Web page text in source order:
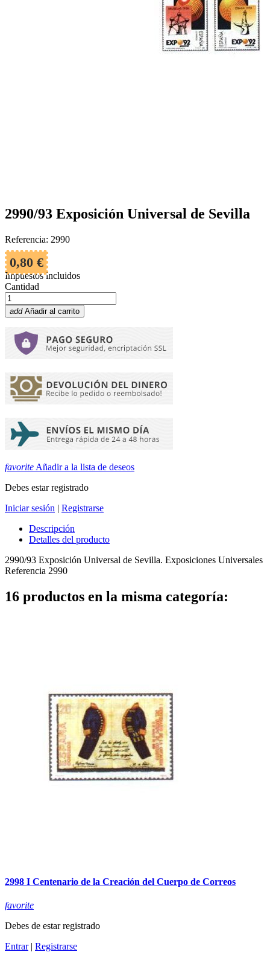
2990/93 Exposición Universal de Sevilla
Referencia: 2990
0,80 €
Impuestos incluidos
Cantidad
add Añadir al carrito
favorite Añadir a la lista de deseos
Debes estar registrado
Iniciar sesión | Registrarse
Descripción
Detalles del producto
2990/93 Exposición Universal de Sevilla. Exposiciones Universales
Referencia 2990
16 productos en la misma categoría:
2998 I Centenario de la Creación del Cuerpo de Correos
favorite
Debes de estar registrado
Entrar| Registrarse